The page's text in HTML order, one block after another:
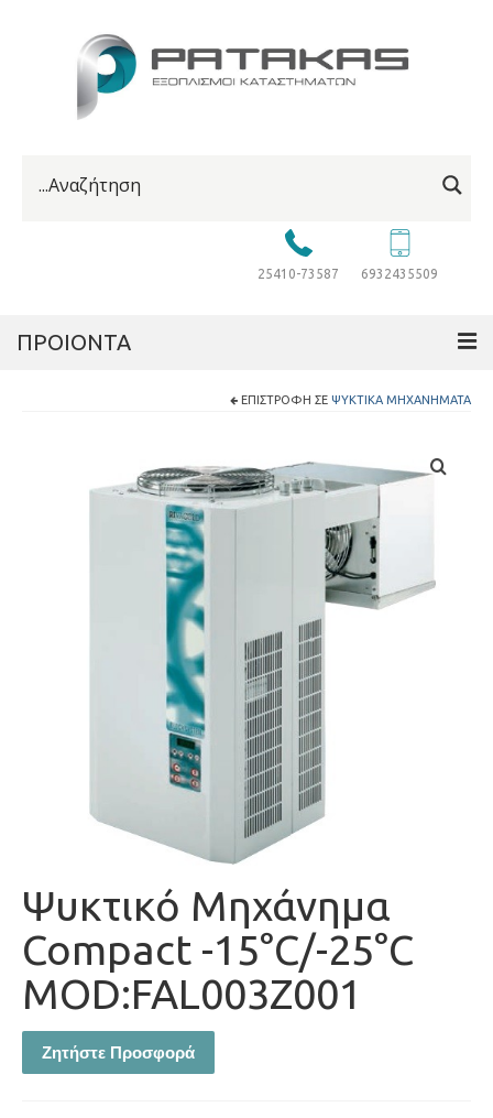
25410-73587 6932435509
ΠΡΟΙΟΝΤΑ
ΕΠΙΣΤΡΟΦΉ ΣΕ ΨΥΚΤΙΚΆ ΜΗΧΑΝΉΜΑΤΑ
Ψυκτικό Μηχάνημα
Compact -15°C/-25°C
MOD:FAL003Z001
Ζητήστε Προσφορά